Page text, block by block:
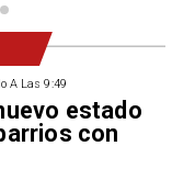
A Las 9:49
estado
con